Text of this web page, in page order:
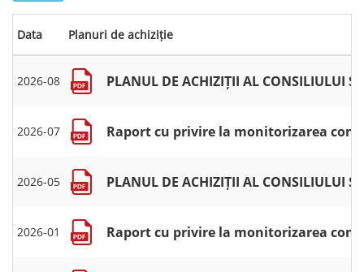
Data Planuri de achiziție
2026-08 PLANUL DE ACHIZIȚII AL CONSILIULUI
2026-07 Raport cu privire la monitorizarea
2026-05 PLANUL DE ACHIZIȚII AL CONSILIULUI
2026-01 Raport cu privire la monitorizarea